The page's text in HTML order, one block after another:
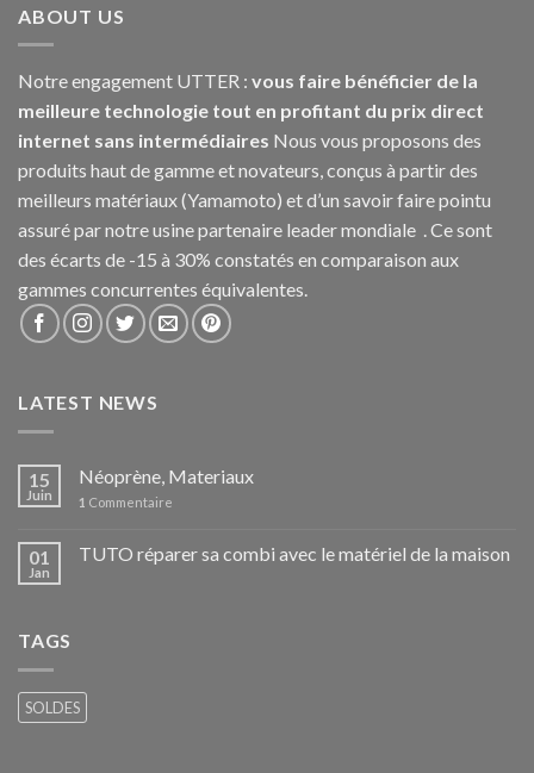
ABOUT US
Notre engagement UTTER : vous faire bénéficier de la
meilleure technologie tout en profitant du prix direct
internet sans intermédiaires Nous vous proposons des
produits haut de gamme et novateurs, conçus à partir des
meilleurs matériaux (Yamamoto) et d’un savoir faire pointu
assuré par notre usine partenaire leader mondiale . Ce sont
des écarts de -15 à 30% constatés en comparaison aux
gammes concurrentes équivalentes.
LATEST NEWS
15
Juin
Néoprène, Materiaux
1 Commentaire
01
Jan
TUTO réparer sa combi avec le matériel de la maison
TAGS
SOLDES